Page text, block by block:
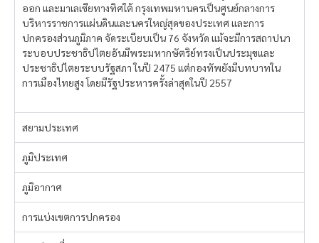
ออก และมาเลเซียทางทิศใต้ กรุงเทพมหานครเป็นศูนย์กลางการ
บริหารราชการแผ่นดินและนครใหญ่สุดของประเทศ และการ
ปกครองส่วนภูมิภาค จัดระเบียบเป็น 76 จังหวัด แม้จะมีการสถาปนา
ระบอบประชาธิปไตยอันมีพระมหากษัตริย์ทรงเป็นประมุขและ
ประชาธิปไตยระบบรัฐสภา ในปี 2475 แต่กองทัพยังมีบทบาทใน
การเมืองไทยสูง โดยมีรัฐประหารครั้งล่าสุดในปี 2557
สยามประเทศ
ภูมิประเทศ
ภูมิอากาศ
การแบ่งเขตการปกครอง